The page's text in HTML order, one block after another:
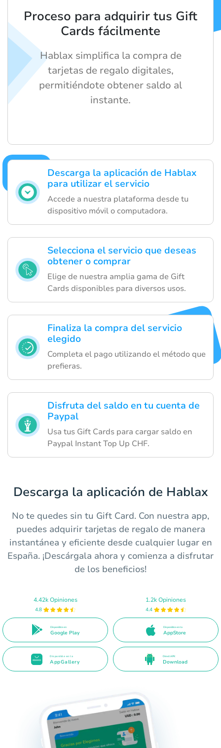
Descarga la aplicación de Hablax
para utilizar el servicio
Accede a nuestra plataforma desde tu
dispositivo móvil o computadora.
Selecciona el servicio que deseas
obtener o comprar
Elige de nuestra amplia gama de Gift
Cards disponibles para diversos usos.
Finaliza la compra del servicio
elegido
Completa el pago utilizando el método que
prefieras.
Disfruta del saldo en tu cuenta de
Paypal
Usa tus Gift Cards para cargar saldo en
Paypal Instant Top Up CHF.
Proceso para adquirir tus Gift
Cards fácilmente
Hablax simplifica la compra de
tarjetas de regalo digitales,
permitiéndote obtener saldo al
instante.
Descarga la aplicación de Hablax
No te quedes sin tu Gift Card. Con nuestra app,
puedes adquirir tarjetas de regalo de manera
instantánea y eficiente desde cualquier lugar en
España. ¡Descárgala ahora y comienza a disfrutar
de los beneficios!
4.42k Opiniones
4.8
Disponible en
Google Play
1.2k Opiniones
4.4
Disponible en la
AppStore
Disponible en la
AppGallery
Direct APK
Download